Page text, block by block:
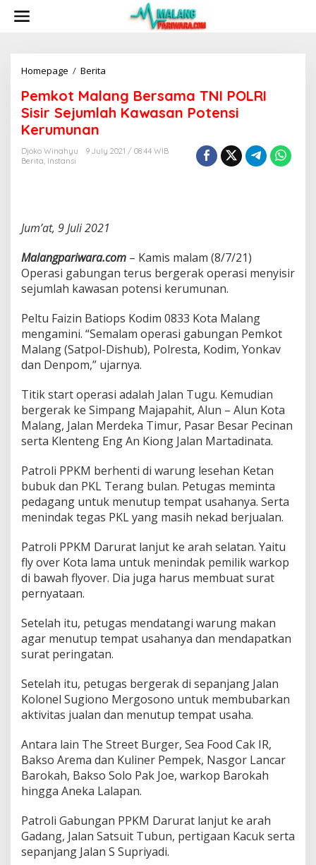
Homepage / Berita
m
k
o
M
a
B
e
s
a
m
N
I
P
O
L
I
S
i
s
S
e
j
u
a
h
K
s
a
n
o
t
e
n
i
K
e
r
u
u
n
a
n
Pemkot Malang Bersama TNI POLRI
Sisir Sejumlah Kawasan Potensi
Kerumunan
Djoko Winahyu
9 July 2021 / 08:44 WIB
Berita, Instansi
Jum’at, 9 Juli 2021
Malangpariwara.com – Kamis malam (8/7/21)
Operasi gabungan terus bergerak operasi menyisir
sejumlah kawasan potensi kerumunan.
Peltu Faizin Batiops Kodim 0833 Kota Malang
mengamini. “Semalam operasi gabungan Pemkot
Malang (Satpol-Dishub), Polresta, Kodim, Yonkav
dan Denpom,” ujarnya.
Titik start operasi adalah Jalan Tugu. Kemudian
bergerak ke Simpang Majapahit, Alun – Alun Kota
Malang, Jalan Merdeka Timur, Pasar Besar Pecinan
serta Klenteng Eng An Kiong Jalan Martadinata.
Patroli PPKM berhenti di warung lesehan Ketan
bubuk dan PKL Terang bulan. Petugas meminta
pedagang untuk menutup tempat usahanya. Serta
menindak tegas PKL yang masih nekad berjualan.
Patroli PPKM Darurat lanjut ke arah selatan. Yaitu
fly over Kota lama untuk menindak pemilik warkop
di bawah flyover. Dia juga harus membuat surat
pernyataan.
Setelah itu, petugas mendatangi warung makan
agar menutup tempat usahanya dan mendapatkan
surat peringatan.
Setelah itu, petugas bergerak di sepanjang Jalan
Kolonel Sugiono Mergosono untuk membubarkan
aktivitas jualan dan menutup tempat usaha.
Antara lain The Street Burger, Sea Food Cak IR,
Bakso Arema dan Kuliner Pempek, Nasgor Lancar
Barokah, Bakso Solo Pak Joe, warkop Barokah
hingga Aneka Lalapan.
Patroli Gabungan PPKM Darurat lanjut ke arah
Gadang, Jalan Satsuit Tubun, pertigaan Kacuk serta
sepanjang Jalan S Supriyadi.